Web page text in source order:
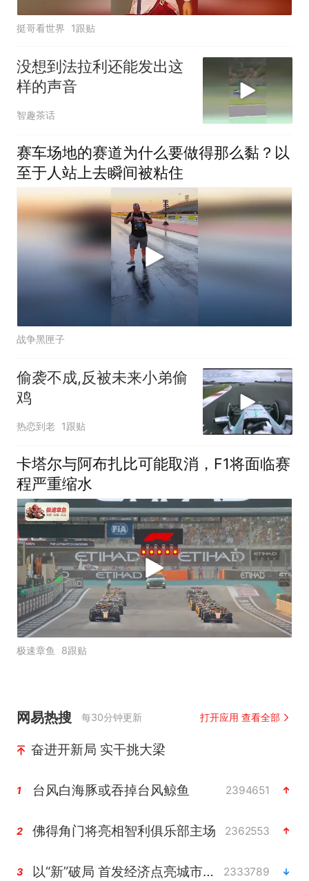
挺哥看世界 1跟贴
没想到法拉利还能发出这
样的声音
智趣茶话
赛车场地的赛道为什么要做得那么黏？以
至于人站上去瞬间被粘住
战争黑匣子
偷袭不成,反被未来小弟偷
鸡
热恋到老 1跟贴
卡塔尔与阿布扎比可能取消，F1将面临赛
程严重缩水
极速章鱼 8跟贴
网易热搜 每30分钟更新 打开应用 查看全部
奋进开新局 实干挑大梁
1 台风白海豚或吞掉台风鲸鱼 2394651
2 佛得角门将亮相智利俱乐部主场 2362553
3 以“新”破局 首发经济点亮城市消费活力 2333789